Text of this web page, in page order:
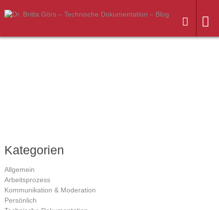
Kategorien
Allgemein
Arbeitsprozess
Kommunikation & Moderation
Persönlich